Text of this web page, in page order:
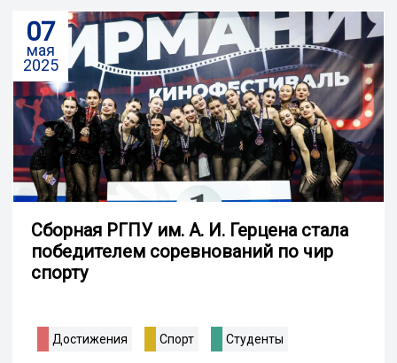
07
мая
2025
Сборная РГПУ им. А. И. Герцена стала
победителем соревнований по чир
спорту
Достижения Спорт Студенты